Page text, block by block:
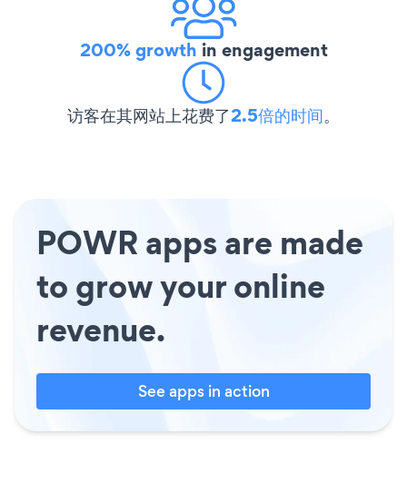
200% growth in engagement
访客在其网站上花费了2.5倍的时间。
POWR apps are made
to grow your online
revenue.
See apps in action